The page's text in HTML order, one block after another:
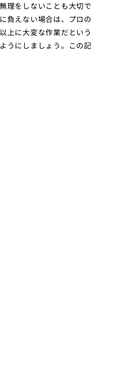
理をしないことも大切で
負えない場合は、プロの
上に大変な作業だという
うにしましょう。この記